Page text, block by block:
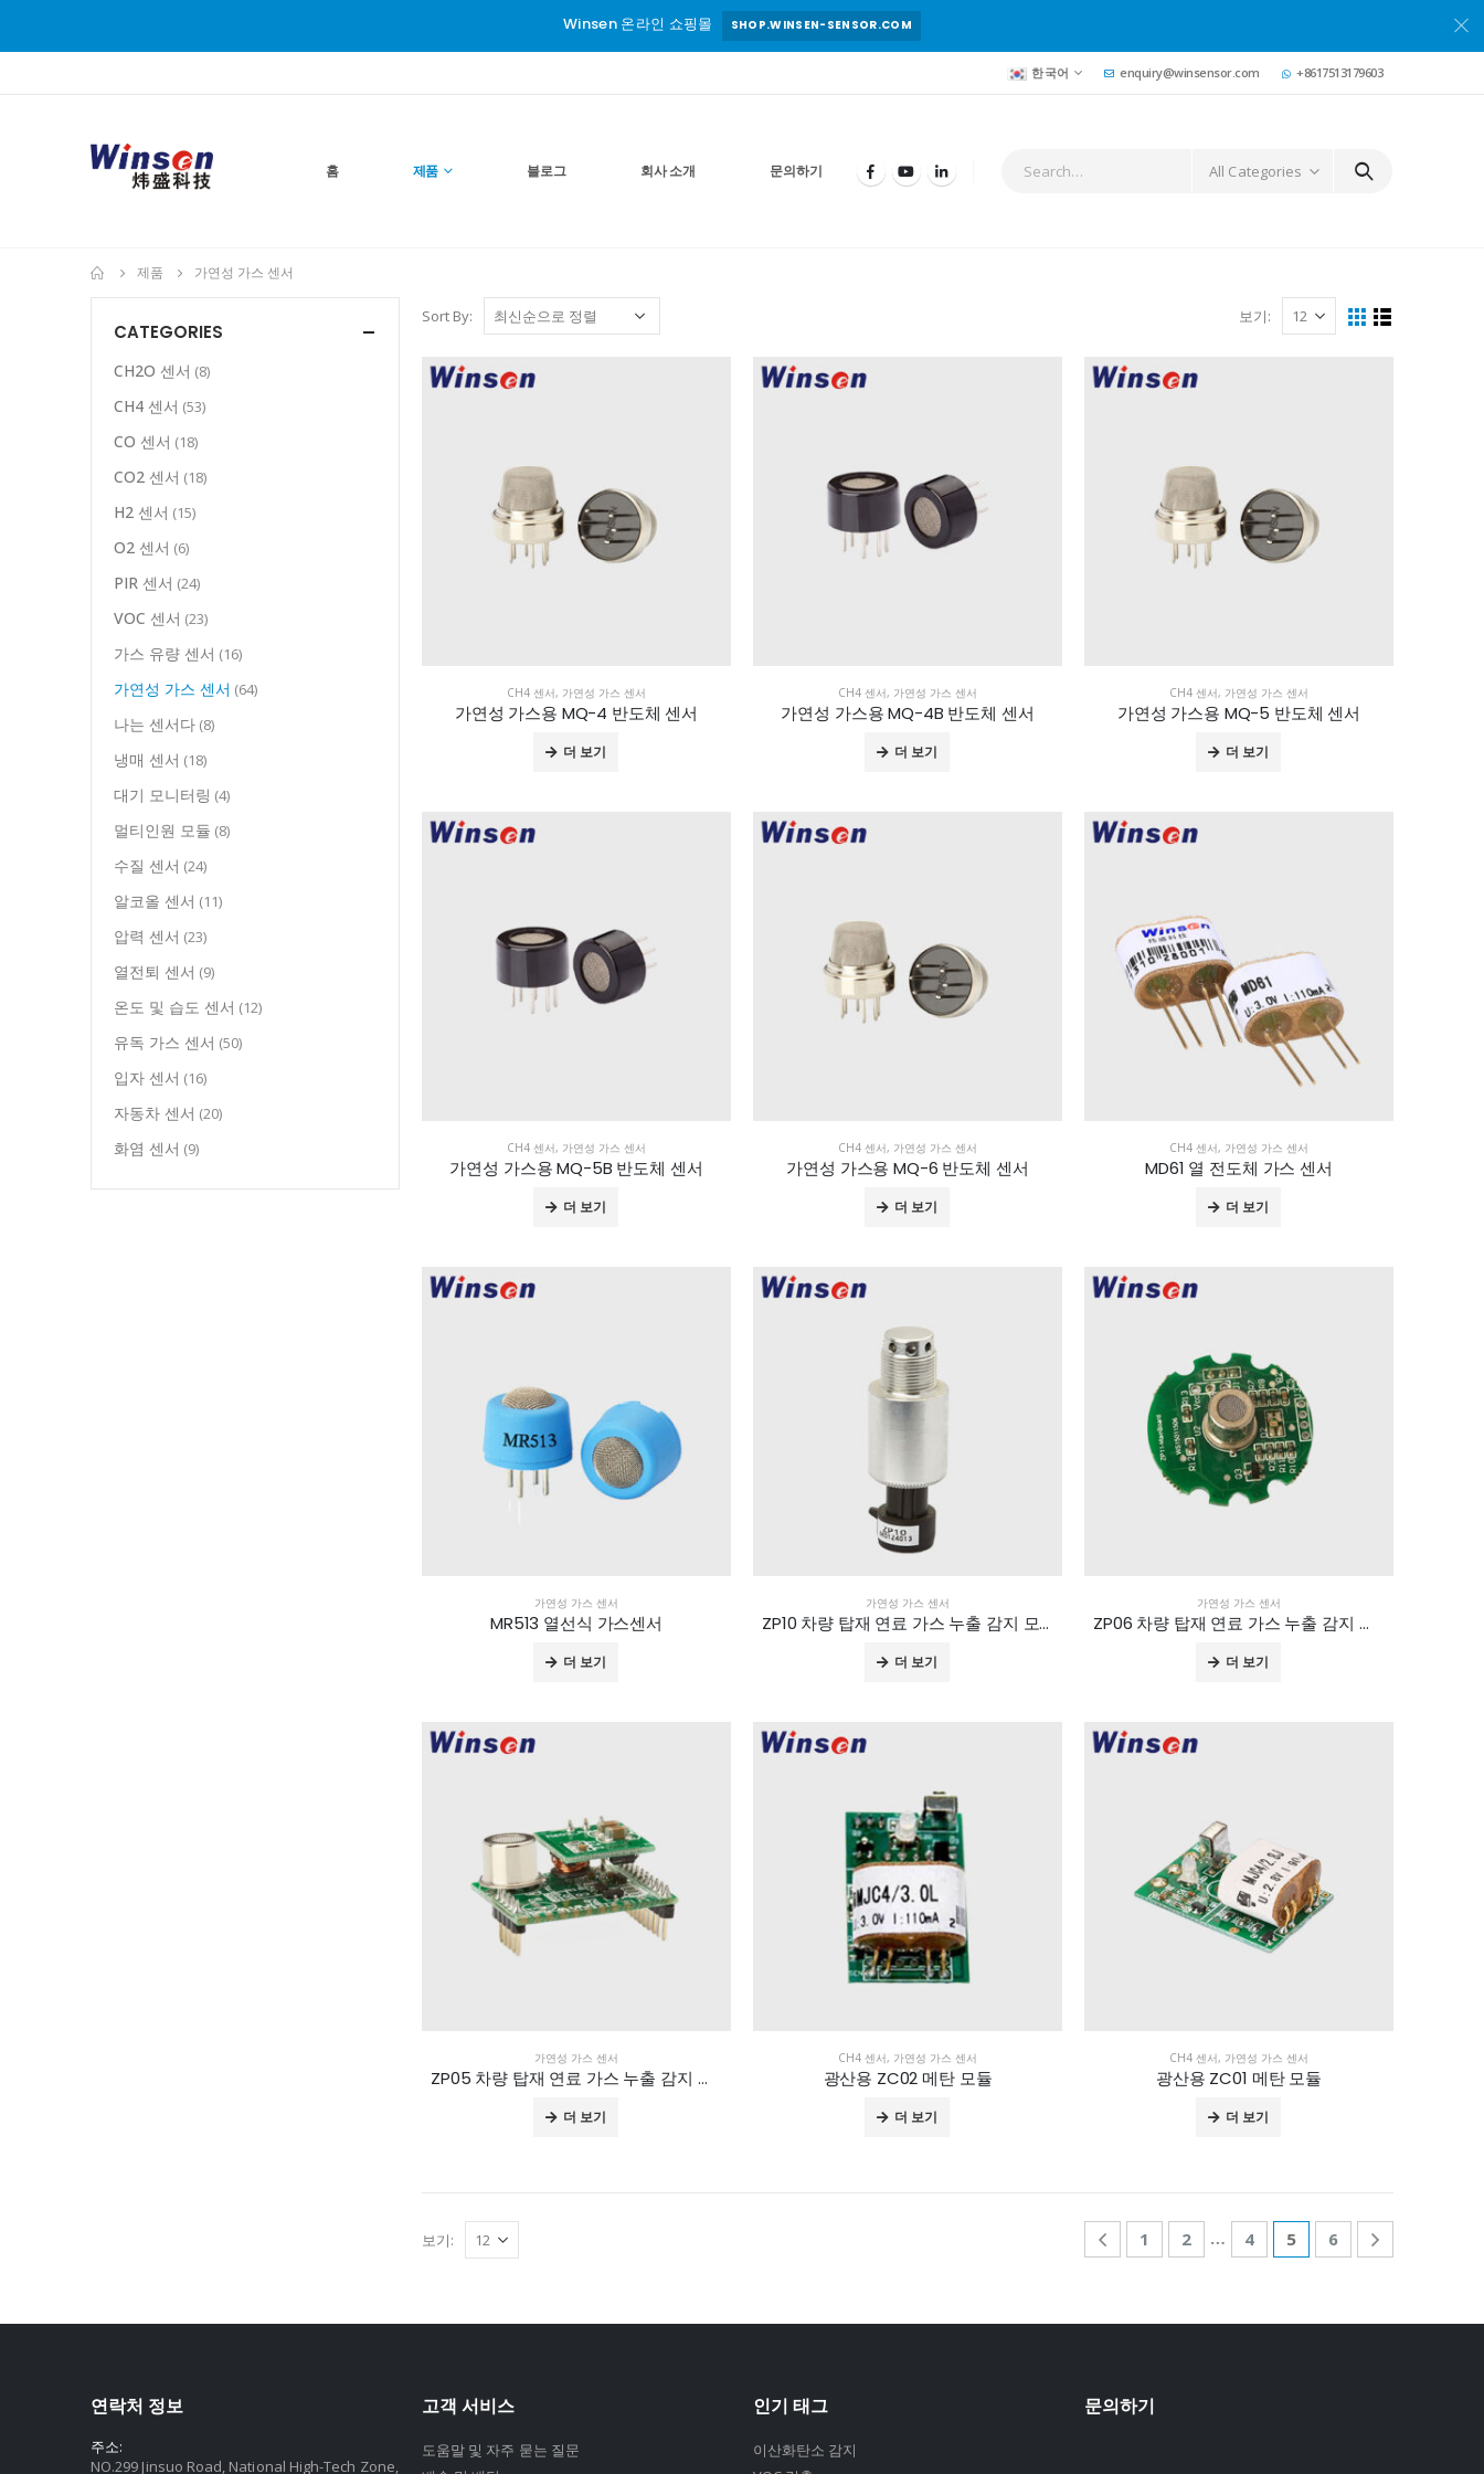
Winsen 온라인 쇼핑몰 SHOP.WINSEN-SENSOR.COM
한국어 enquiry@winsensor.com +8617513179603
홈 제품 블로그 회사 소개 문의하기 All Categories
제품 가연성 가스 센서
Sort By: 보기:
CH4 센서, 가연성 가스 센서
가연성 가스용 MQ-4 반도체 센서
더 보기
CH4 센서, 가연성 가스 센서
가연성 가스용 MQ-4B 반도체 센서
더 보기
CH4 센서, 가연성 가스 센서
가연성 가스용 MQ-5 반도체 센서
더 보기
CH4 센서, 가연성 가스 센서
가연성 가스용 MQ-5B 반도체 센서
더 보기
CH4 센서, 가연성 가스 센서
가연성 가스용 MQ-6 반도체 센서
더 보기
CH4 센서, 가연성 가스 센서
MD61 열 전도체 가스 센서
더 보기
가연성 가스 센서
MR513 열선식 가스센서
더 보기
가연성 가스 센서
ZP10 차량 탑재 연료 가스 누출 감지 모듈
더 보기
가연성 가스 센서
ZP06 차량 탑재 연료 가스 누출 감지 모듈
더 보기
가연성 가스 센서
ZP05 차량 탑재 연료 가스 누출 감지 모듈
더 보기
CH4 센서, 가연성 가스 센서
광산용 ZC02 메탄 모듈
더 보기
CH4 센서, 가연성 가스 센서
광산용 ZC01 메탄 모듈
더 보기
보기: 1 2 … 4 5 6
CATEGORIES
CH2O 센서 (8)
CH4 센서 (53)
CO 센서 (18)
CO2 센서 (18)
H2 센서 (15)
O2 센서 (6)
PIR 센서 (24)
VOC 센서 (23)
가스 유량 센서 (16)
가연성 가스 센서 (64)
나는 센서다 (8)
냉매 센서 (18)
대기 모니터링 (4)
멀티인원 모듈 (8)
수질 센서 (24)
알코올 센서 (11)
압력 센서 (23)
열전퇴 센서 (9)
온도 및 습도 센서 (12)
유독 가스 센서 (50)
입자 센서 (16)
자동차 센서 (20)
화염 센서 (9)
연락처 정보
주소:
NO.299 Jinsuo Road, National High-Tech Zone,
고객 서비스
도움말 및 자주 묻는 질문
인기 태그
이산화탄소 감지
문의하기